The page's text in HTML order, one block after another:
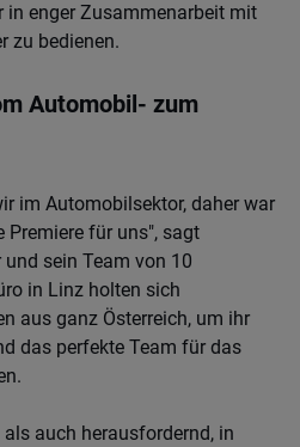
in enger Zusammenarbeit mit
zu bedienen.
Automobil- zum
im Automobilsektor, daher war
Premiere für uns", sagt
sein Team von 10
in Linz holten sich
aus ganz Österreich, um ihr
das perfekte Team für das
auch herausfordernd, in